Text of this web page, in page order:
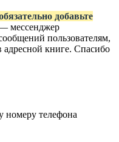
добавьте
мессенджер
пользователям,
адресной книге. Спасибо
номеру телефона